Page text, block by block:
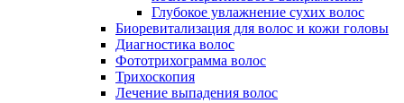
Глубокое увлажнение сухих волос
Биоревитализация для волос и кожи головы
Диагностика волос
Фототрихограмма волос
Трихоскопия
Лечение выпадения волос